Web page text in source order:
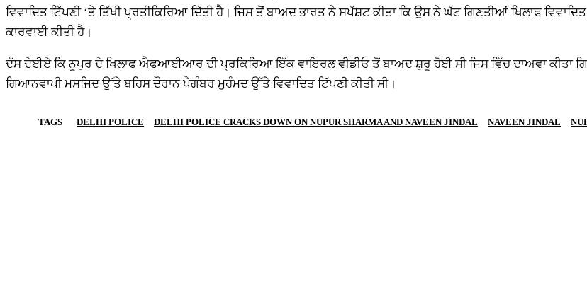
ਵਿਵਾਦਿਤ ਟਿੱਪਣੀ ‘ਤੇ ਤਿੱਖੀ ਪ੍ਰਤੀਕਿਰਿਆ ਦਿੱਤੀ ਹੈ। ਜਿਸ ਤੋਂ ਬਾਅਦ ਭਾਰਤ ਨੇ ਸਪੱਸ਼ਟ ਕੀਤਾ ਕਿ ਉਸ ਨੇ ਘੱਟ ਗਿਣਤੀਆਂ ਖਿਲਾਫ
ਕਾਰਵਾਈ ਕੀਤੀ ਹੈ।
ਦੱਸ ਦੇਈਏ ਕਿ ਨੂਪੁਰ ਦੇ ਖਿਲਾਫ ਐਫਆਈਆਰ ਦੀ ਪ੍ਰਕਿਰਿਆ ਇੱਕ ਵਾਇਰਲ ਵੀਡੀਓ ਤੋਂ ਬਾਅਦ ਸ਼ੁਰੂ ਹੋਈ ਸੀ ਜਿਸ ਵਿੱਚ ਦਾਅਵਾ ਕੀਤਾ
ਗਿਆਨਵਾਪੀ ਮਸਜਿਦ ਉੱਤੇ ਬਹਿਸ ਦੌਰਾਨ ਪੈਗੰਬਰ ਮੁਹੰਮਦ ਉੱਤੇ ਵਿਵਾਦਿਤ ਟਿੱਪਣੀ ਕੀਤੀ ਸੀ।
TAGS DELHI POLICE DELHI POLICE CRACKS DOWN ON NUPUR SHARMA AND NAVEEN JINDAL NAVEEN JINDAL